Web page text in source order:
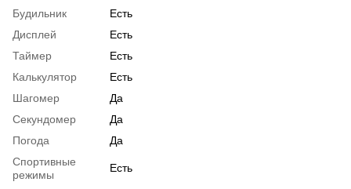
Будильник
Есть
Дисплей
Есть
Таймер
Есть
Калькулятор
Есть
Шагомер
Да
Секундомер
Да
Погода
Да
Спортивные
режимы
Есть